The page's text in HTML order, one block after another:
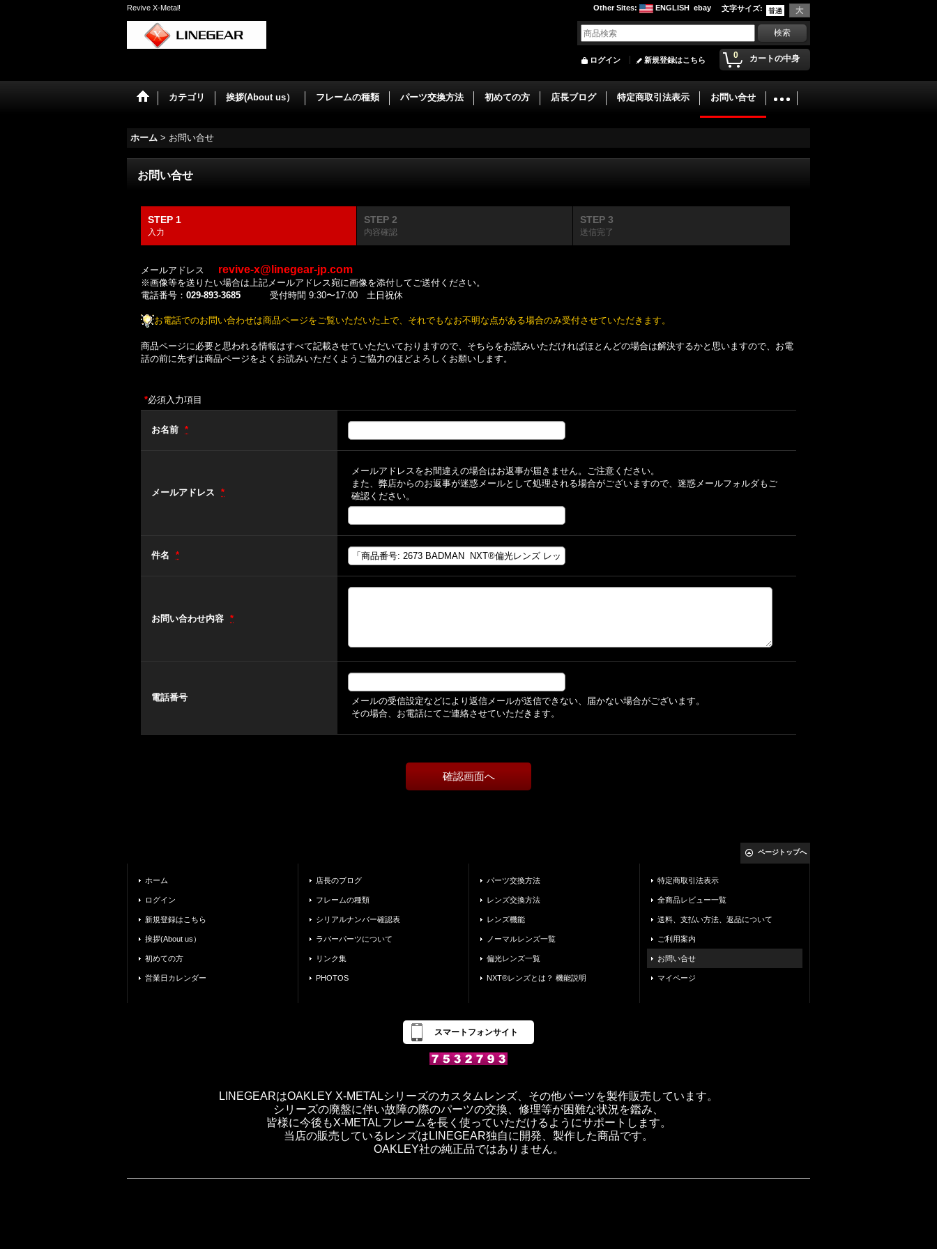
Revive X-Metal! 文字サイズ:
Other Sites: ENGLISH ebay
0 カートの中身
ログイン 新規登録はこちら
カテゴリ 挨拶(About us） フレームの種類 パーツ交換方法 初めての方 店長ブログ 特定商取引法表示 お問い合せ
ホーム > お問い合せ
お問い合せ
STEP 1
入力
STEP 2
内容確認
STEP 3
送信完了
メールアドレス revive-x@linegear-jp.com
※画像等を送りたい場合は上記メールアドレス宛に画像を添付してご送付ください。
電話番号： 029-893-3685 受付時間 9:30〜17:00 土日祝休
お電話でのお問い合わせは商品ページをご覧いただいた上で、それでもなお不明な点がある場合のみ受付させていただきます。
商品ページに必要と思われる情報はすべて記載させていただいておりますので、そちらをお読みいただければほとんどの場合は解決するかと思いますので、お電
話の前に先ずは商品ページをよくお読みいただくようご協力のほどよろしくお願いします。
*必須入力項目
お名前 *
メールアドレス *
メールアドレスをお間違えの場合はお返事が届きません。ご注意ください。
また、弊店からのお返事が迷惑メールとして処理される場合がございますので、迷惑メールフォルダもご
確認ください。
件名 *
お問い合わせ内容 *
電話番号
メールの受信設定などにより返信メールが送信できない、届かない場合がございます。
その場合、お電話にてご連絡させていただきます。
ページトップへ
ホーム
ログイン
新規登録はこちら
挨拶(About us）
初めての方
営業日カレンダー
店長のブログ
フレームの種類
シリアルナンバー確認表
ラバーパーツについて
リンク集
PHOTOS
パーツ交換方法
レンズ交換方法
レンズ機能
ノーマルレンズ一覧
偏光レンズ一覧
NXT®レンズとは？ 機能説明
特定商取引法表示
全商品レビュー一覧
送料、支払い方法、返品について
ご利用案内
お問い合せ
マイページ
スマートフォンサイト
LINEGEARはOAKLEY X-METALシリーズのカスタムレンズ、その他パーツを製作販売しています。
シリーズの廃盤に伴い故障の際のパーツの交換、修理等が困難な状況を鑑み、
皆様に今後もX-METALフレームを長く使っていただけるようにサポートします。
当店の販売しているレンズはLINEGEAR独自に開発、製作した商品です。
OAKLEY社の純正品ではありません。